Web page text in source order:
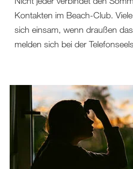
Kontakten im Beach-Club.
sich einsam, wenn draußen
melden sich bei der